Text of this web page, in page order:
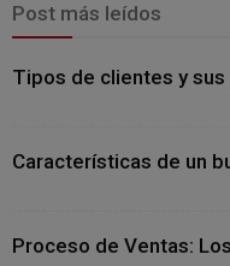
Post más leídos
Tipos de clientes y
Características de un
Proceso de Ventas: